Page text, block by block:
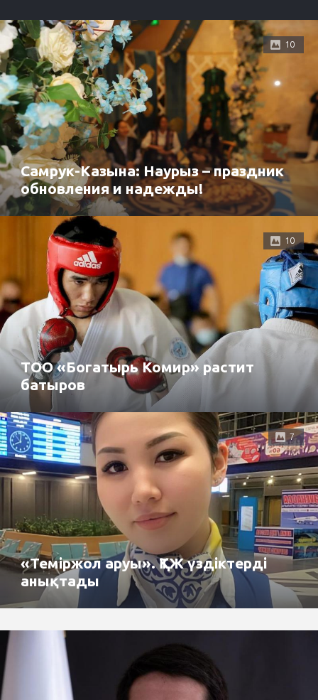
10
Самрук-Казына: Наурыз – праздник
обновления и надежды!
10
ТОО «Богатырь Комир» растит
батыров
7
«Теміржол аруы». ҚТЖ үздіктерді
анықтады